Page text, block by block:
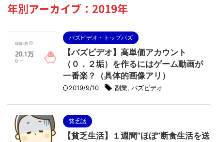
年別アーカイブ：2019年
バズビデオ・トップバズ
【バズビデオ】高単価アカウント
（０．２垢）を作るにはゲーム動画が
一番楽？（具体的画像アリ）
2019/9/10 副業, バズビデオ
貧乏話
【貧乏生活】１週間”ほぼ”断食生活を送